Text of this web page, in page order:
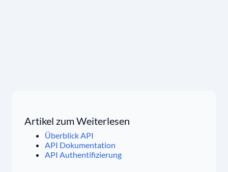
Artikel zum Weiterlesen
Überblick API
API Dokumentation
API Authentifizierung